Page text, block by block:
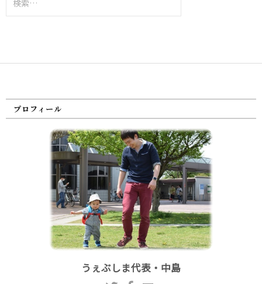
索:
プロフィール
うぇぶしま代表・中島